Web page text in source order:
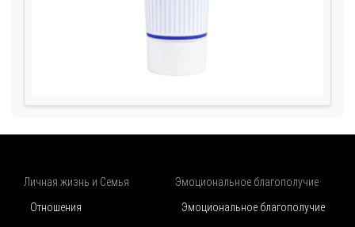
Личная жизнь и Семья
Отношения
Эмоциональное благополучие
Эмоциональное благополучие